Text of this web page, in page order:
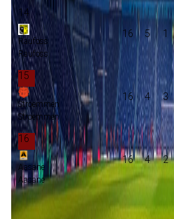
14
Raufoss
Raufoss
16 5 1
15
Stroemmen
Stroemmen
16 4 3
16
Aasane
Aasane
16 4 2
Promotie